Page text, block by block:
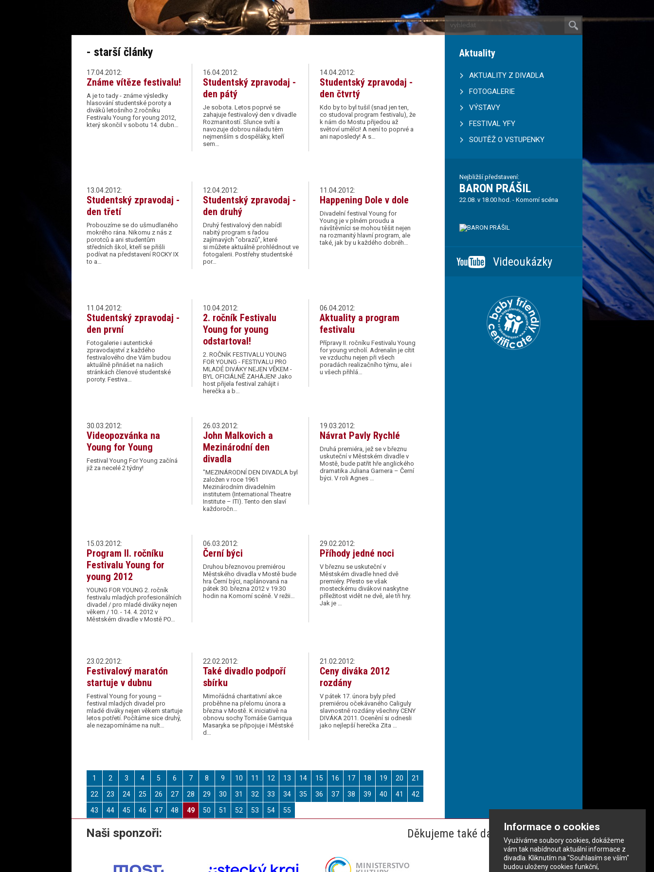
Informace o cookies
Využíváme soubory cookies, dokážeme
vám tak nabídnout aktuální informace z
divadla. Kliknutím na "Souhlasím se vším"
budou uloženy cookies funkční,
- starší články
17.04.2012:
Známe vítěze festivalu!
A je to tady - známe výsledky
hlasování studentské poroty a
diváků letošního 2.ročníku
Festivalu Young for young 2012,
který skončil v sobotu 14. dubn…
16.04.2012:
Studentský zpravodaj -
den pátý
Je sobota. Letos poprvé se
zahajuje festivalový den v divadle
Rozmanitostí. Slunce svítí a
navozuje dobrou náladu těm
nejmenším s dospěláky, kteří
sem…
14.04.2012:
Studentský zpravodaj -
den čtvrtý
Kdo by to byl tušil (snad jen ten,
co studoval program festivalu), že
k nám do Mostu přijedou až
světoví umělci! A není to poprvé a
ani naposledy! A s…
13.04.2012:
Studentský zpravodaj -
den třetí
Probouzíme se do ušmudlaného
mokrého rána. Nikomu z nás z
porotců a ani studentům
středních škol, kteří se přišli
podívat na představení ROCKY IX
to a…
12.04.2012:
Studentský zpravodaj -
den druhý
Druhý festivalový den nabídl
nabitý program s řadou
zajímavých "obrazů", které
si můžete aktuálně prohlédnout ve
fotogalerii. Postřehy studentské
por…
11.04.2012:
Happening Dole v dole
Divadelní festival Young for
Young je v plném proudu a
návštěvníci se mohou těšit nejen
na rozmanitý hlavní program, ale
také, jak by u každého dobréh…
11.04.2012:
Studentský zpravodaj -
den první
Fotogalerie i autentické
zpravodajství z každého
festivalového dne Vám budou
aktuálně přinášet na našich
stránkách členové studentské
poroty. Festiva…
10.04.2012:
2. ročník Festivalu
Young for young
odstartoval!
2. ROČNÍK FESTIVALU YOUNG
FOR YOUNG - FESTIVALU PRO
MLADÉ DIVÁKY NEJEN VĚKEM -
BYL OFICIÁLNĚ ZAHÁJEN! Jako
host přijela festival zahájit i
herečka a b…
06.04.2012:
Aktuality a program
festivalu
Přípravy II. ročníku Festivalu Young
for young vrcholí. Adrenalin je cítit
ve vzduchu nejen při všech
poradách realizačního týmu, ale i
u všech přihlá…
30.03.2012:
Videopozvánka na
Young for Young
Festival Young For Young začíná
již za necelé 2 týdny!
26.03.2012:
John Malkovich a
Mezinárodní den
divadla
"MEZINÁRODNÍ DEN DIVADLA byl
založen v roce 1961
Mezinárodním divadelním
institutem (International Theatre
Institute – ITI). Tento den slaví
každoročn…
19.03.2012:
Návrat Pavly Rychlé
Druhá premiéra, jež se v březnu
uskuteční v Městském divadle v
Mostě, bude patřit hře anglického
dramatika Juliana Garnera – Černí
býci. V roli Agnes …
15.03.2012:
Program II. ročníku
Festivalu Young for
young 2012
YOUNG FOR YOUNG 2. ročník
festivalu mladých profesionálních
divadel / pro mladé diváky nejen
věkem / 10. - 14. 4. 2012 v
Městském divadle v Mostě PO…
06.03.2012:
Černí býci
Druhou březnovou premiérou
Městského divadla v Mostě bude
hra Černí býci, naplánovaná na
pátek 30. března 2012 v 19.30
hodin na Komorní scéně. V režii…
29.02.2012:
Příhody jedné noci
V březnu se uskuteční v
Městském divadle hned dvě
premiéry. Přesto se však
mosteckému divákovi naskytne
příležitost vidět ne dvě, ale tři hry.
Jak je …
23.02.2012:
Festivalový maratón
startuje v dubnu
Festival Young for young –
festival mladých divadel pro
mladé diváky nejen věkem startuje
letos potřetí. Počítáme sice druhý,
ale nezapomínáme na nult…
22.02.2012:
Také divadlo podpoří
sbírku
Mimořádná charitativní akce
proběhne na přelomu února a
března v Mostě. K iniciativě na
obnovu sochy Tomáše Garriqua
Masaryka se připojuje i Městské
d…
21.02.2012:
Ceny diváka 2012
rozdány
V pátek 17. února byly před
premiérou očekávaného Caliguly
slavnostně rozdány všechny CENY
DIVÁKA 2011. Ocenění si odnesli
jako nejlepší herečka Zita …
1 2 3 4 5 6 7 8 9 10 11 12 13 14 15 16 17 18 19 20 21
22 23 24 25 26 27 28 29 30 31 32 33 34 35 36 37 38 39 40 41 42
43 44 45 46 47 48 49 50 51 52 53 54 55
Aktuality
AKTUALITY Z DIVADLA
FOTOGALERIE
VÝSTAVY
FESTIVAL YFY
SOUTĚŽ O VSTUPENKY
Nejbližší představení:
BARON PRÁŠIL
22.08. v 18.00 hod. - Komorní scéna
Videoukázky
Děkujeme také dalším partnerům
Naši sponzoři: